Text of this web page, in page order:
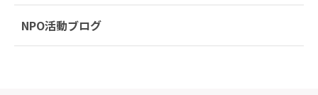
NPO活動ブログ